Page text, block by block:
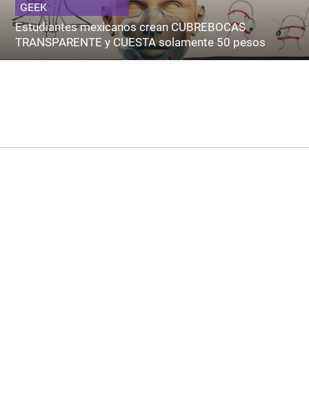
GEEK
Estudiantes mexicanos crean CUBREBOCAS
TRANSPARENTE y CUESTA solamente 50 pesos